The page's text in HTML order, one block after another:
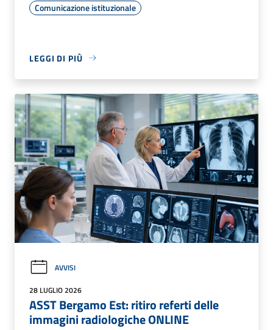
Comunicazione istituzionale
LEGGI DI PIÙ
AVVISI
28 LUGLIO 2026
ASST Bergamo Est: ritiro referti delle
immagini radiologiche ONLINE